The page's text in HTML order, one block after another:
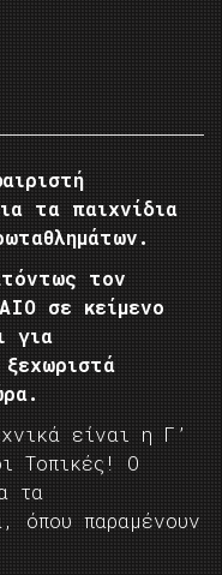
τα παιχνίδια
τον
σε κείμενο
για
είναι η Γ’
Τοπικές! Ο
τα
όπου παραμένουν